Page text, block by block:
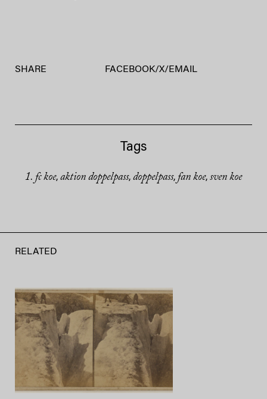
SHARE FACEBOOK/X/ EMAIL
Tags
1. fc koe, aktion doppelpass, doppelpass, fan koe, sven koe
RELATED